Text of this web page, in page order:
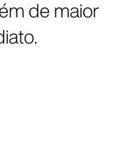
de maior